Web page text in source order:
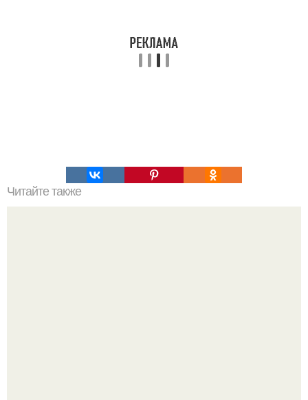
Читайте также